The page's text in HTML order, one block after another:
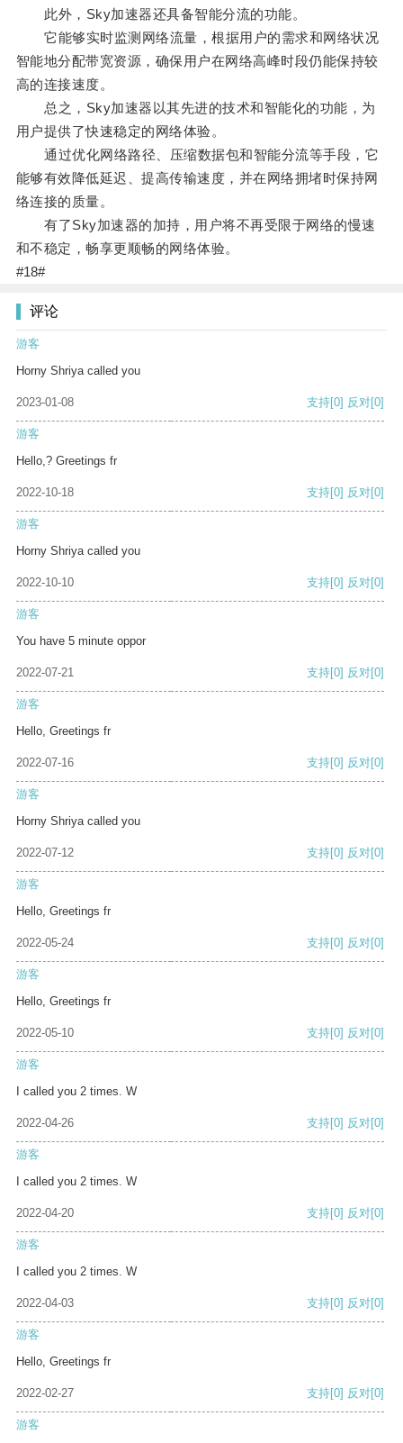
此外，Sky加速器还具备智能分流的功能。
它能够实时监测网络流量，根据用户的需求和网络状况
智能地分配带宽资源，确保用户在网络高峰时段仍能保持较
高的连接速度。
总之，Sky加速器以其先进的技术和智能化的功能，为
用户提供了快速稳定的网络体验。
通过优化网络路径、压缩数据包和智能分流等手段，它
能够有效降低延迟、提高传输速度，并在网络拥堵时保持网
络连接的质量。
有了Sky加速器的加持，用户将不再受限于网络的慢速
和不稳定，畅享更顺畅的网络体验。
#18#
评论
游客
Horny Shriya called you
2023-01-08 支持[0] 反对[0]
游客
Hello,? Greetings fr
2022-10-18 支持[0] 反对[0]
游客
Horny Shriya called you
2022-10-10 支持[0] 反对[0]
游客
You have 5 minute oppor
2022-07-21 支持[0] 反对[0]
游客
Hello, Greetings fr
2022-07-16 支持[0] 反对[0]
游客
Horny Shriya called you
2022-07-12 支持[0] 反对[0]
游客
Hello, Greetings fr
2022-05-24 支持[0] 反对[0]
游客
Hello, Greetings fr
2022-05-10 支持[0] 反对[0]
游客
I called you 2 times. W
2022-04-26 支持[0] 反对[0]
游客
I called you 2 times. W
2022-04-20 支持[0] 反对[0]
游客
I called you 2 times. W
2022-04-03 支持[0] 反对[0]
游客
Hello, Greetings fr
2022-02-27 支持[0] 反对[0]
游客